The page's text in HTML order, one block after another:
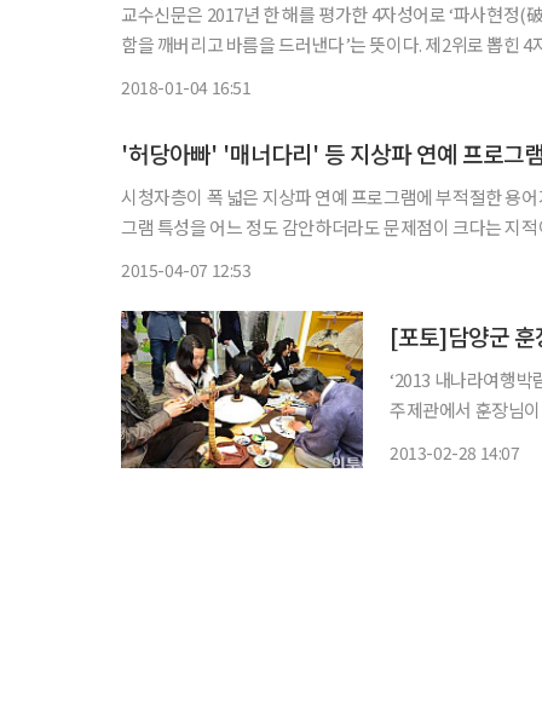
교수신문은 2017년 한 해를 평가한 4자성어로 ‘파사현정(破
함을 깨버리고 바름을 드러낸다’는 뜻이다. 제2위로 뽑힌
2018-01-04 16:51
'허당아빠' '매너다리' 등 지상파 연예 프로그
시청자층이 폭 넓은 지상파 연예 프로그램에 부적절한 용
그램 특성을 어느 정도 감안하더라도 문제점이 크다는 지적이다. 7일 방송통신심의위원회의가 분석한 '2014년 방송언
2015-04-07 12:53
[포토]담양군 훈
‘2013 내나라여행박
주제관에서 훈장님
2013-02-28 14:07